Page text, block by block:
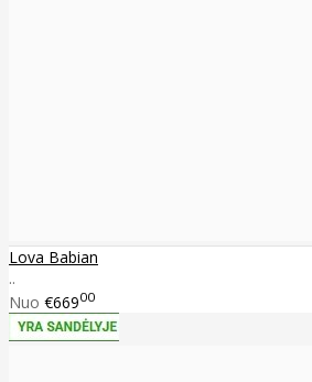
Lova Babian
..
Nuo €66900